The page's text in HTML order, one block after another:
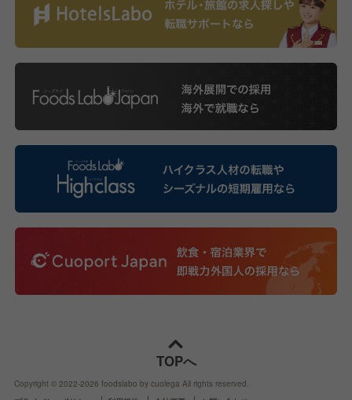
TOPへ
Copyright © 2022-2026 foodslabo by cuolega All rights reserved.